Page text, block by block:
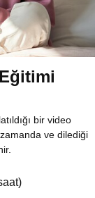
bir video
ve dilediği